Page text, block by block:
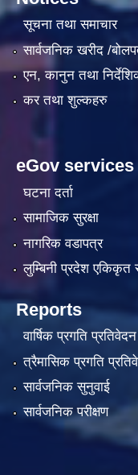
सूचना तथा समाचार
सार्वजनिक खरीद /
एन, कानुन तथा
कर तथा शुल्कहरु
eGov services
घटना दर्ता
सामाजिक सुरक्षा
नागरिक वडापत्र
लुम्बिनी प्रदेश एकिकृत
Reports
वार्षिक प्रगति प्रतिवेदन
त्रैमासिक प्रगति
सार्वजनिक सुनुवाई
सार्वजनिक परीक्षण